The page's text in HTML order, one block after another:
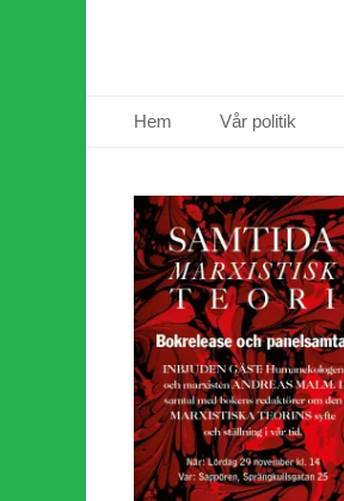
Primär meny
Hem Vår politik